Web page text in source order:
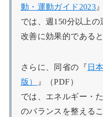
動・運動ガイド2023
では、週150分以上
改善に効果的である
さらに、同省の『 日
版）
』（PDF）
では、エネルギー・
のバランスを整える